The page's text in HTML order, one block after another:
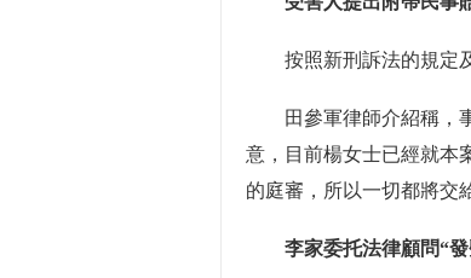
按照新刑訴法的規定及
田參軍律師介紹稱，事
意，目前楊女士已經就本
的庭審，所以一切都將交
李家委托法律顧問“發